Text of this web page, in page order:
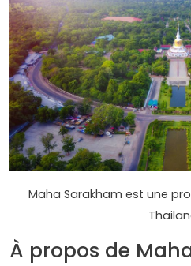
Maha Sarakham est une
À propos de